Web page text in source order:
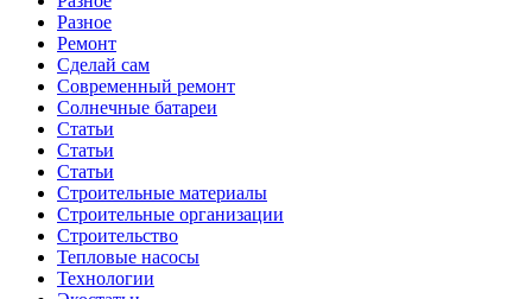
Разное
Ремонт
Сделай сам
Современный ремонт
Солнечные батареи
Статьи
Статьи
Статьи
Строительные материалы
Строительные организации
Строительство
Тепловые насосы
Технологии